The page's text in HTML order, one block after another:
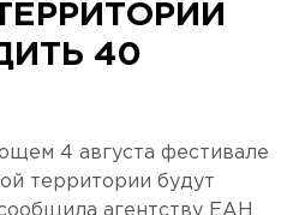
40
4 августа фестивале
территории будут
агентству ЕАН